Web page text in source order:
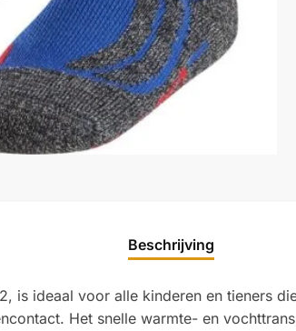
Beschrijving
is ideaal voor alle kinderen en tieners
Het snelle warmte- en